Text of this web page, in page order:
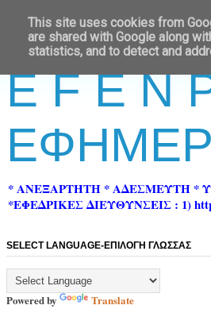
E F E N
* ΑΝΕΞΑΡΤΗΤΗ * ΑΔΕΣΜΕΥΤΗ *
*ΕΦΕΔΡΙΚΕΣ ΔΙΕΥΘΥΝΣΕΙΣ : 1)
SELECT LANGUAGE-ΕΠΙΛΟΓΗ ΓΛΩΣΣΑΣ
Powered by Translate
This site uses cookies from
are shared with Google along
statistics, and to detect and